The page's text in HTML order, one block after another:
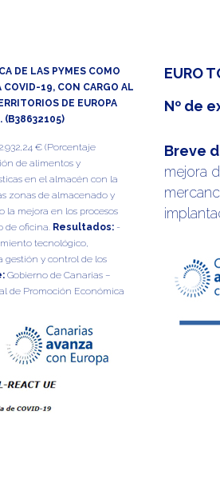
DE LAS PYMES COMO
COVID-19, CON CARGO AL
DE EUROPA
(B38632105)
€ (Porcentaje
de alimentos y
en el almacén con la
zonas de almacenado y
la mejora en los procesos
de oficina. Resultados: -
tecnológico,
gestión y control de los
Gobierno de Canarias –
de Promoción Económica
EURO
Nº de
Breve
mejora